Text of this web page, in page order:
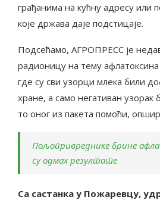
грађанима на кућну адресу или
које држава даје подстицаје.
Подсећамо, АГРОПРЕСС је
радионицу на тему
где су сви узорци млека били
хране, а само негативан узорак
то оног из пакета помоћи,
Пољопривреднике брине
су одмах резултате
Са састанка у Пожаревцу,